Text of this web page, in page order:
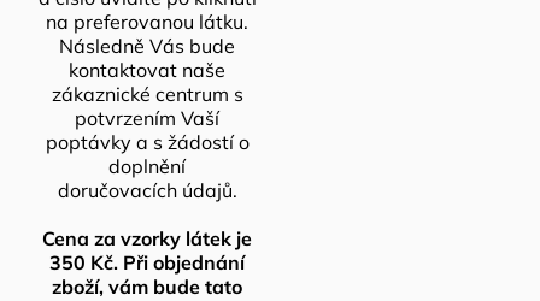
na preferovanou látku.
Následně Vás bude
kontaktovat naše
zákaznické centrum s
potvrzením Vaší
poptávky a s žádostí o
doplnění
doručovacích údajů.
Cena za vzorky látek je
350 Kč. Při objednání
zboží, vám bude tato